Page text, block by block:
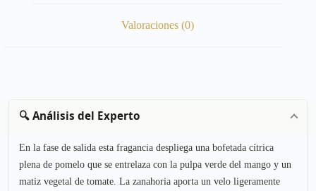
Valoraciones (0)
🔍 Análisis del Experto
En la fase de salida esta fragancia despliega una bofetada cítrica
plena de pomelo que se entrelaza con la pulpa verde del mango y un
matiz vegetal de tomate. La zanahoria aporta un velo ligeramente